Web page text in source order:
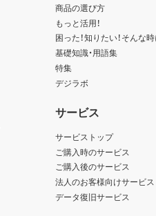
商品の選び方
もっと活用！
困った！知りたい！そんな
基礎知識・用語集
特集
デジラボ
サービス
サービストップ
ご購入時のサービス
ご購入後のサービス
法人のお客様向けサービス
データ復旧サービス